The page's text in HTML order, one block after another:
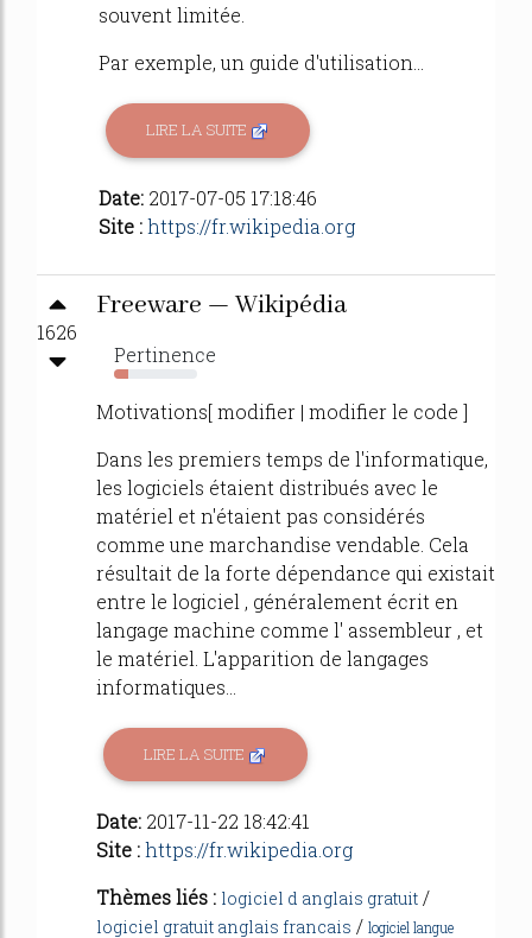
souvent limitée.
Par exemple, un guide d'utilisation...
LIRE LA SUITE
Date: 2017-07-05 17:18:46
Site :https://fr.wikipedia.org
1626
Freeware — Wikipédia
Pertinence
17%
Motivations[ modifier | modifier le code ]
Dans les premiers temps de l'informatique,
les logiciels étaient distribués avec le
matériel et n'étaient pas considérés
comme une marchandise vendable. Cela
résultait de la forte dépendance qui existait
entre le logiciel , généralement écrit en
langage machine comme l' assembleur , et
le matériel. L'apparition de langages
informatiques...
LIRE LA SUITE
Date: 2017-11-22 18:42:41
Site :https://fr.wikipedia.org
Thèmes liés : logiciel d anglais gratuit /
logiciel gratuit anglais francais / logiciel langue